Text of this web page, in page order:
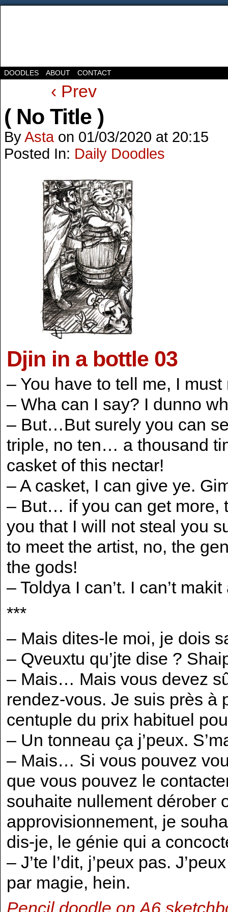
DOODLES ABOUT CONTACT
‹ Prev
( No Title )
ByAsta on 01/03/2020 at 20:15
Posted In: Daily Doodles
Djin in a bottle 03
– You have to tell me, I must
– Wha can I say? I dunno
– But…But surely you can
triple, no ten… a thousand
casket of this nectar!
– A casket, I can give ye.
– But… if you can get more,
you that I will not steal you
to meet the artist, no, the
the gods!
– Toldya I can’t. I can’t
***
– Mais dites-le moi, je dois
– Qveuxtu qu’jte dise ?
– Mais… Mais vous devez
rendez-vous. Je suis près
centuple du prix habituel
– Un tonneau ça j’peux.
– Mais… Si vous pouvez
que vous pouvez le
souhaite nullement dérober
approvisionnement, je
dis-je, le génie qui a
– J’te l’dit, j’peux pas.
par magie, hein.
Pencil doodle on A6